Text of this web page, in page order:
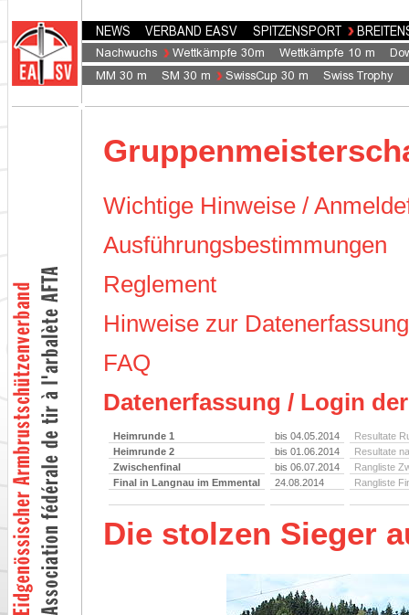
Wichtige Hinweise /
Ausführungsbestimmungen
Reglement
Hinweise zur Datenerfassung
FAQ
Datenerfassung / Login
Heimrunde 1 bis 04.05.2014
Resultate
Heimrunde 2
bis 01.06.2014
Resultate
Zwischenfinal
bis 06.07.2014
Rangliste
Final in Langnau im Emmental
24.08.2014 Rangliste
Die stolzen Sieger